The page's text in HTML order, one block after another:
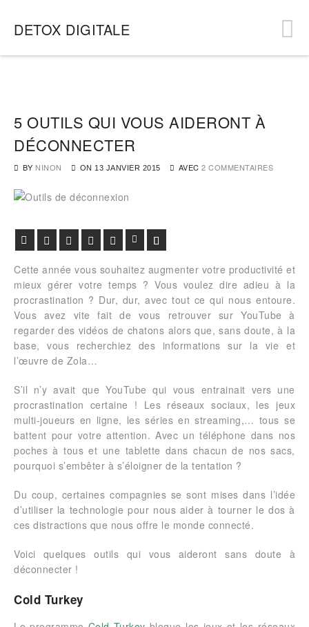
DETOX DIGITALE
5 OUTILS QUI VOUS AIDERONT À
DÉCONNECTER
BY NINON ON 13 JANVIER 2015 AVEC 2 COMMENTAIRES
FacebookTwitter Google+PinterestViadeo LinkedIn
Cette année vous souhaitez augmenter votre productivité et
mieux gérer votre temps ? Vous voulez dire adieu à la
procrastination ? Dur, dur, avec tout ce qui nous entoure.
Vous avez vite fait de vous retrouver sur YouTube à
regarder des vidéos de chatons alors que, sans doute, à la
base, vous recherchiez des informations sur la vie et
l’œuvre de Zola…
S’il n’y avait que YouTube qui vous entrainait vers une
procrastination certaine ! Les réseaux sociaux, les jeux
multi-joueurs en ligne, les séries en streaming,… tous se
battent pour votre attention. Avec un téléphone dans nos
poches à tous et une tablette dans chacun de nos sacs,
pourquoi s’embêter à s’éloigner de la tentation ?
Du coup, certaines compagnies se sont mises dans l’idée
d’utiliser la technologie pour nous aider à tourner le dos à
ces distractions que nous offre le monde connecté.
Voici quelques outils qui vous aideront sans doute à
déconnecter !
Cold Turkey